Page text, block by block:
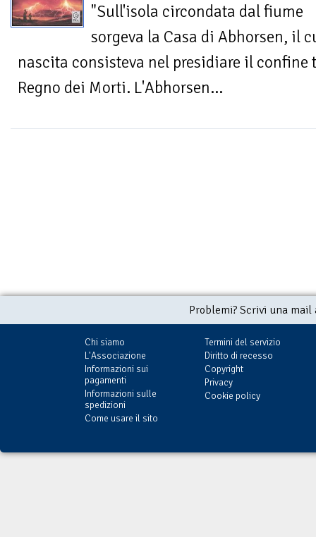
"Sull'isola circondata dal fiume
sorgeva la Casa di Abhorsen, il
nascita consisteva nel presidiare il
Regno dei Morti. L'Abhorsen...
Problemi? Scrivi una
Chi siamo
L'Associazione
Informazioni sui
pagamenti
Informazioni sulle
spedizioni
Come usare il sito
Termini del servizio
Diritto di recesso
Copyright
Privacy
Cookie policy